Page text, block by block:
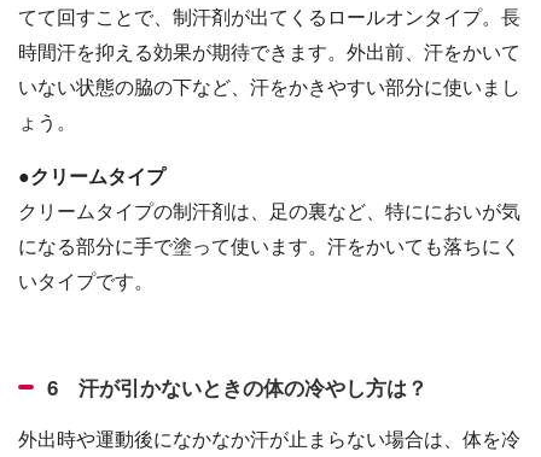
てて回すことで、制汗剤が出てくるロールオンタイプ。長
時間汗を抑える効果が期待できます。外出前、汗をかいて
いない状態の脇の下など、汗をかきやすい部分に使いまし
ょう。
●クリームタイプ
クリームタイプの制汗剤は、足の裏など、特ににおいが気
になる部分に手で塗って使います。汗をかいても落ちにく
いタイプです。
6 汗が引かないときの体の冷やし方は？
外出時や運動後になかなか汗が止まらない場合は、体を冷